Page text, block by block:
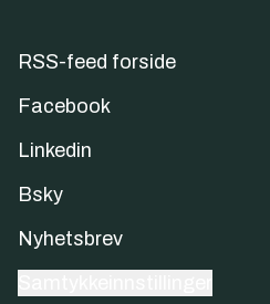
RSS-feed forside
Facebook
Linkedin
Bsky
Nyhetsbrev